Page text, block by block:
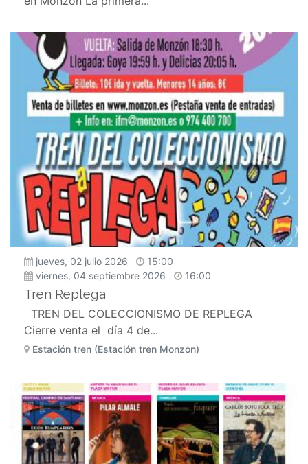
jueves, 02 julio 2026
15:00
viernes, 04 septiembre 2026
16:00
Tren Replega
TREN DEL COLECCIONISMO DE REPLEGA
Cierre venta el día 4 de...
Estación tren (Estación tren Monzon)